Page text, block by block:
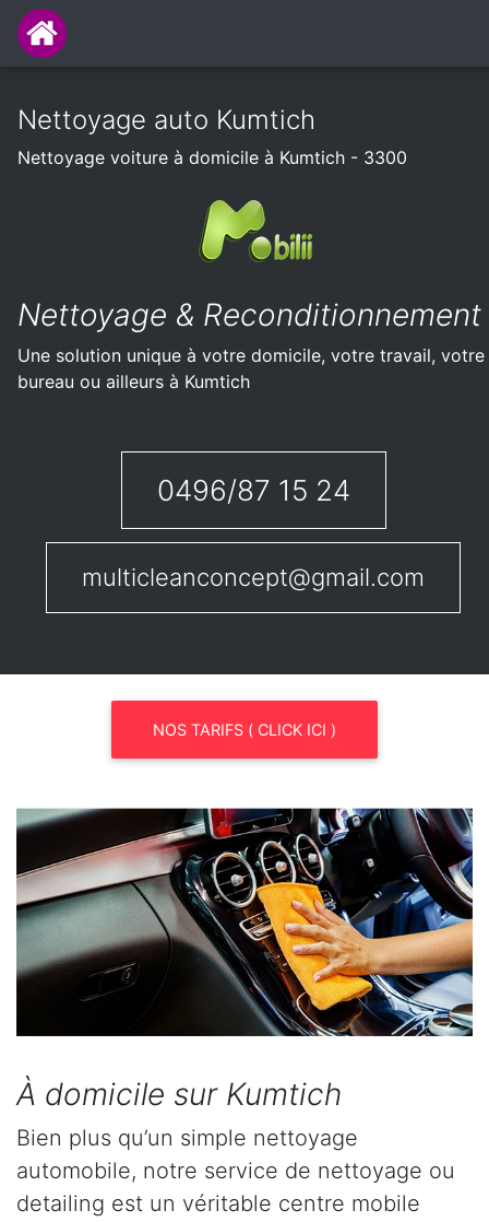
Nettoyage auto Kumtich
Nettoyage voiture à domicile à Kumtich - 3300
Nettoyage & Reconditionnement
Une solution unique à votre domicile, votre travail, votre
bureau ou ailleurs à Kumtich
0496/87 15 24
multicleanconcept@gmail.com
NOS TARIFS ( CLICK ICI )
À domicile sur Kumtich
Bien plus qu’un simple nettoyage
automobile, notre service de nettoyage ou
detailing est un véritable centre mobile